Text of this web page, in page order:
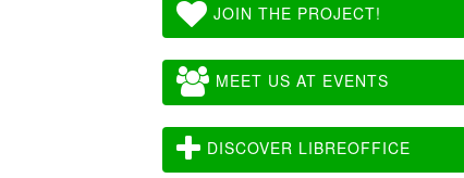
JOIN THE PROJECT!
MEET US AT EVENTS
DISCOVER LIBREOFFICE